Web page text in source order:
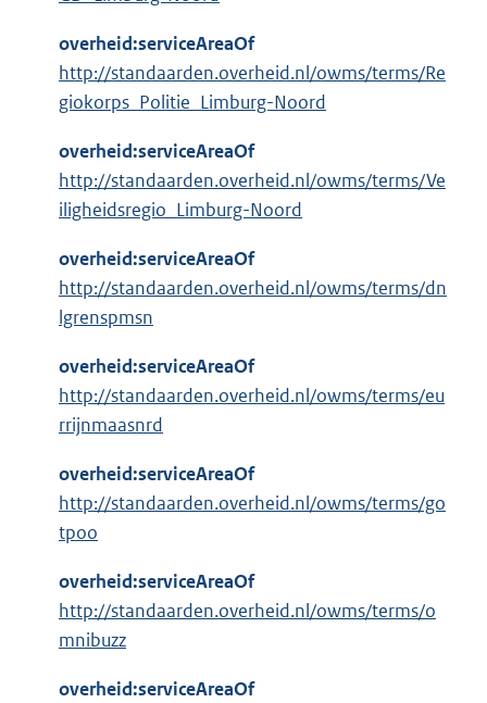
overheid:serviceAreaOf
http://standaarden.overheid.nl/owms/terms/Re
giokorps_Politie_Limburg-Noord
overheid:serviceAreaOf
http://standaarden.overheid.nl/owms/terms/Ve
iligheidsregio_Limburg-Noord
overheid:serviceAreaOf
http://standaarden.overheid.nl/owms/terms/dn
lgrenspmsn
overheid:serviceAreaOf
http://standaarden.overheid.nl/owms/terms/eu
rrijnmaasnrd
overheid:serviceAreaOf
http://standaarden.overheid.nl/owms/terms/go
tpoo
overheid:serviceAreaOf
http://standaarden.overheid.nl/owms/terms/o
mnibuzz
overheid:serviceAreaOf